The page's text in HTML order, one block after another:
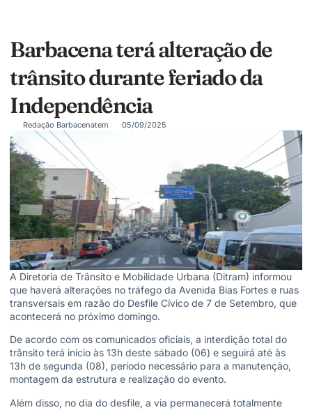
Barbacena terá alteração de
trânsito durante feriado da
Independência
Redação Barbacenatem 05/09/2025
A Diretoria de Trânsito e Mobilidade Urbana (Ditram) informou
que haverá alterações no tráfego da Avenida Bias Fortes e ruas
transversais em razão do Desfile Cívico de 7 de Setembro, que
acontecerá no próximo domingo.
De acordo com os comunicados oficiais, a interdição total do
trânsito terá início às 13h deste sábado (06) e seguirá até às
13h de segunda (08), período necessário para a manutenção,
montagem da estrutura e realização do evento.
Além disso, no dia do desfile, a via permanecerá totalmente